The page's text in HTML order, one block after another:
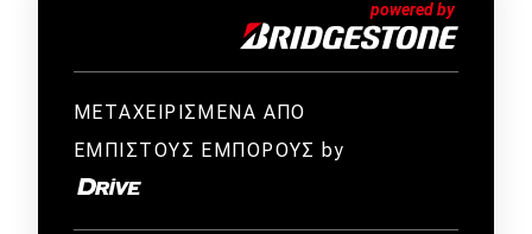
Συμβουλές
ΚΤΕΟ
Οδική βοήθεια
ΜΕΤΑΧΕΙΡΙΣΜΕΝΑ ΑΠΟ
ΕΜΠΙΣΤΟΥΣ ΕΜΠΟΡΟΥΣ by